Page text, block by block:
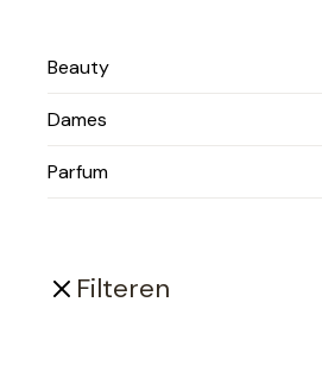
Beauty
Dames
Parfum
Filteren